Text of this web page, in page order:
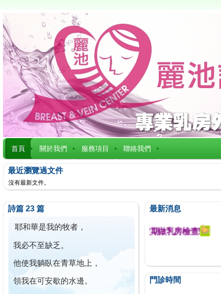
首頁 關於我們 服務項目 聯絡我們
最近瀏覽過文件
沒有最新文件。
詩篇 23 篇
耶和華是我的牧者，
我必不至缺乏。
他使我躺臥在青草地上，
領我在可安歇的水邊。
最新消息
今已篩檢出1700位乳癌患者,提醒您定期做乳房檢查!
門診時間